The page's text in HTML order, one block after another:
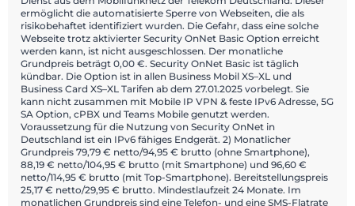
ermöglicht die automatisierte Sperre von Webseiten, die als
risikobehaftet identifiziert wurden. Die Gefahr, dass eine solche
Webseite trotz aktivierter Security OnNet Basic Option erreicht
werden kann, ist nicht ausgeschlossen. Der monatliche
Grundpreis beträgt 0,00 €. Security OnNet Basic ist täglich
kündbar. Die Option ist in allen Business Mobil XS–XL und
Business Card XS–XL Tarifen ab dem 27.01.2025 vorbelegt. Sie
kann nicht zusammen mit Mobile IP VPN & feste IPv6 Adresse, 5G
SA Option, cPBX und Teams Mobile genutzt werden.
Voraussetzung für die Nutzung von Security OnNet in
Deutschland ist ein IPv6 fähiges Endgerät. 2) Monatlicher
Grundpreis 79,79 € netto/94,95 € brutto (ohne Smartphone),
88,19 € netto/104,95 € brutto (mit Smartphone) und 96,60 €
netto/114,95 € brutto (mit Top-Smartphone). Bereitstellungspreis
25,17 € netto/29,95 € brutto. Mindestlaufzeit 24 Monate. Im
monatlichen Grundpreis sind eine Telefon- und eine SMS-Flatrate